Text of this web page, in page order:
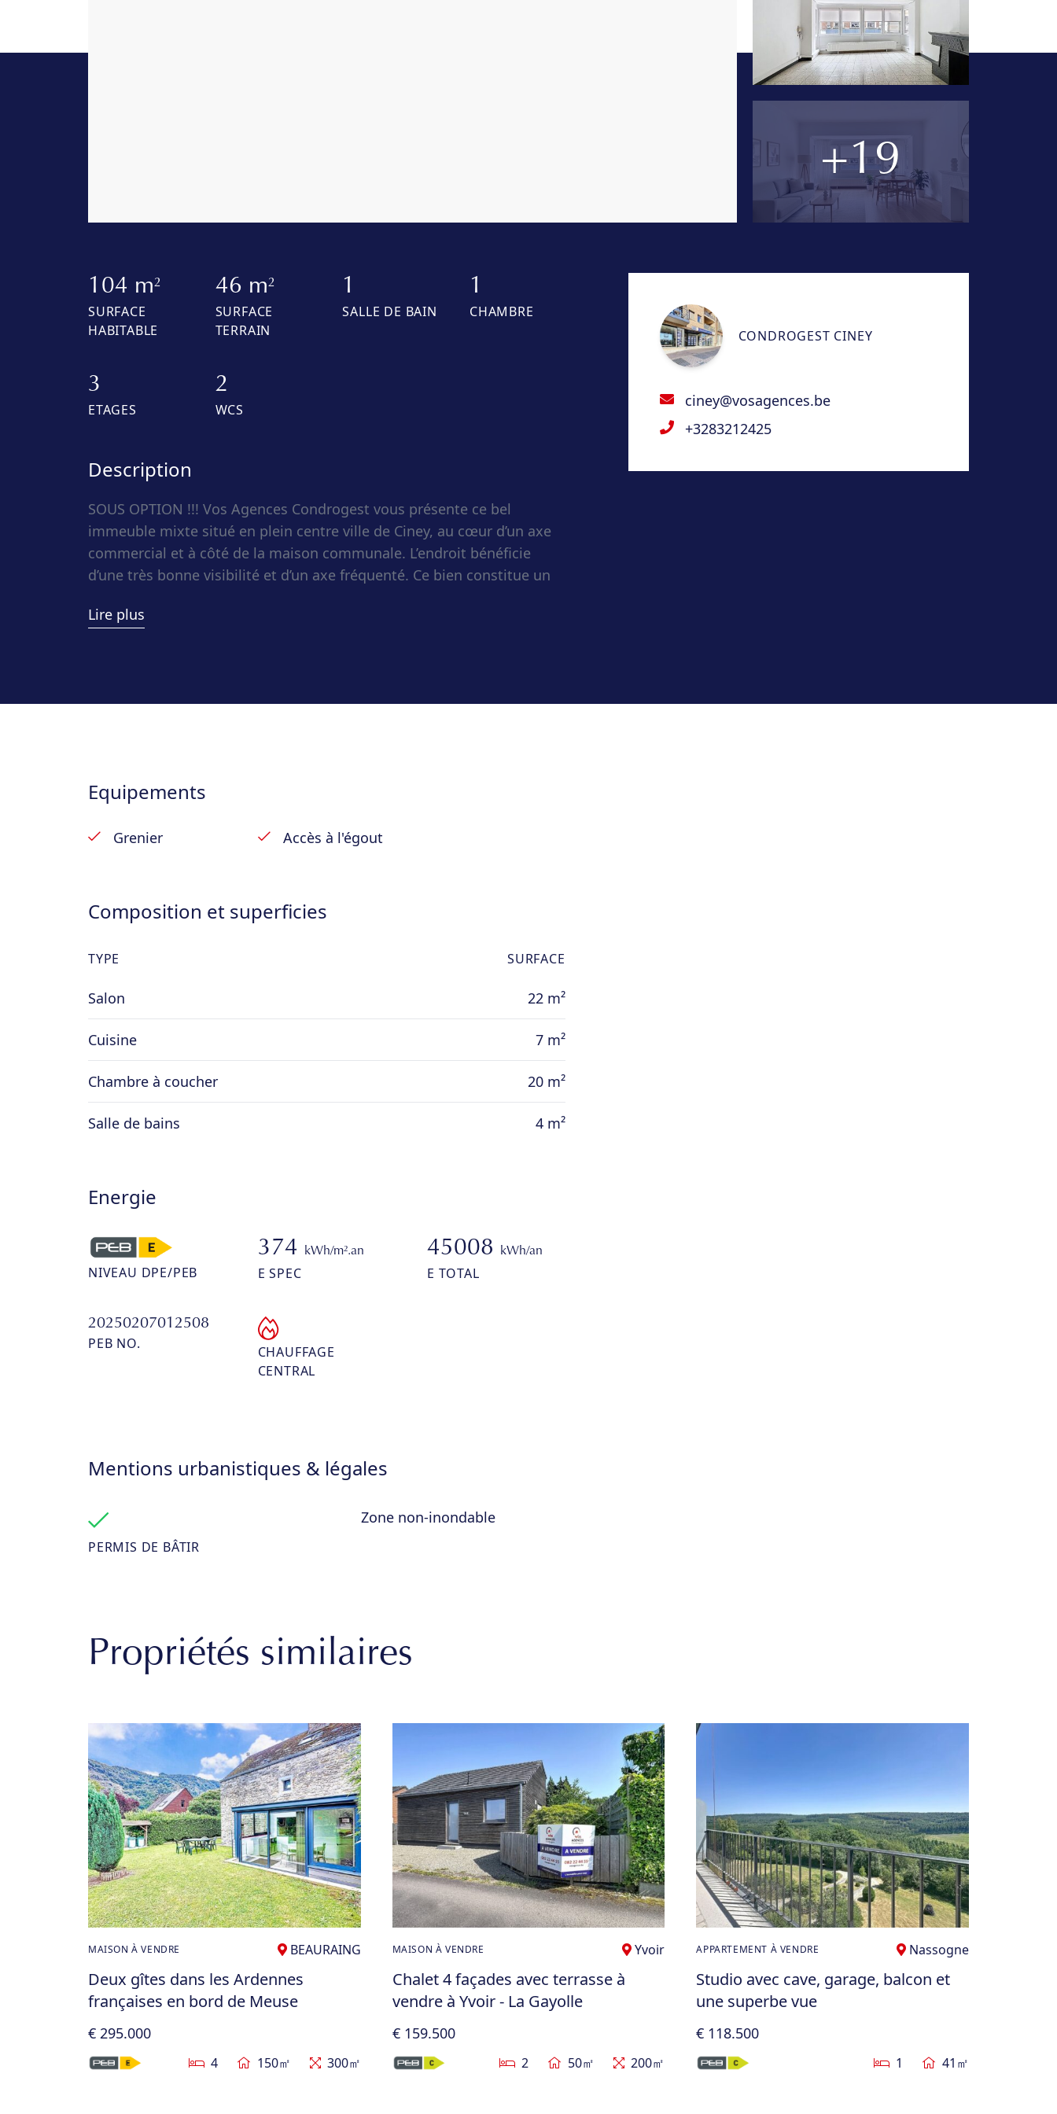
+19
104 m2
SURFACE
HABITABLE
46 m2
SURFACE
TERRAIN
1
SALLE DE BAIN
1
CHAMBRE
3
ETAGES
2
WCS
Description
SOUS OPTION !!! Vos Agences Condrogest vous présente ce bel
immeuble mixte situé en plein centre ville de Ciney, au cœur d’un axe
commercial et à côté de la maison communale. L’endroit bénéficie
d’une très bonne visibilité et d’un axe fréquenté. Ce bien constitue un
d’occupation.
Lire plus
CONDROGEST CINEY
ciney@vosagences.be
+3283212425
Equipements
Grenier Accès à l'égout
Composition et superficies
TYPE SURFACE
Salon 22 m²
Cuisine 7 m²
Chambre à coucher 20 m²
Salle de bains 4 m²
Energie
NIVEAU DPE/PEB
374 kWh/m².an
E SPEC
45008 kWh/an
E TOTAL
20250207012508
PEB NO.
CHAUFFAGE
CENTRAL
Mentions urbanistiques & légales
PERMIS DE BÂTIR
Zone non-inondable
Propriétés similaires
MAISON À VENDRE BEAURAING
Deux gîtes dans les Ardennes
françaises en bord de Meuse
€ 295.000
4 150㎡ 300㎡
MAISON À VENDRE Yvoir
Chalet 4 façades avec terrasse à
vendre à Yvoir - La Gayolle
€ 159.500
2 50㎡ 200㎡
APPARTEMENT À VENDRE Nassogne
Studio avec cave, garage, balcon et
une superbe vue
€ 118.500
1 41㎡